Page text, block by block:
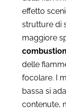
effetto
strutture di
maggiore
delle
focolare. I
bassa si
contenute,